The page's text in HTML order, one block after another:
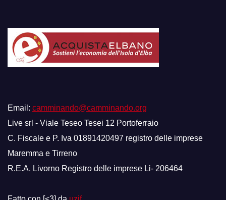
Email: camminando@camminando.org
Live srl - Viale Teseo Tesei 12 Portoferraio
C. Fiscale e P. Iva 01891420497 registro delle imprese
Maremma e Tirreno
R.E.A. Livorno Registro delle imprese Li- 206464